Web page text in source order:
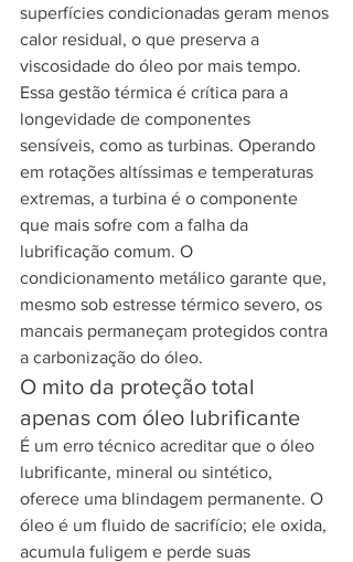
superfícies condicionadas geram menos
calor residual, o que preserva a
viscosidade do óleo por mais tempo.
Essa gestão térmica é crítica para a
longevidade de componentes
sensíveis, como as turbinas. Operando
em rotações altíssimas e temperaturas
extremas, a turbina é o componente
que mais sofre com a falha da
lubrificação comum. O
condicionamento metálico garante que,
mesmo sob estresse térmico severo, os
mancais permaneçam protegidos contra
a carbonização do óleo.
O mito da proteção total
apenas com óleo lubrificante
É um erro técnico acreditar que o óleo
lubrificante, mineral ou sintético,
oferece uma blindagem permanente. O
óleo é um fluido de sacrifício; ele oxida,
acumula fuligem e perde suas